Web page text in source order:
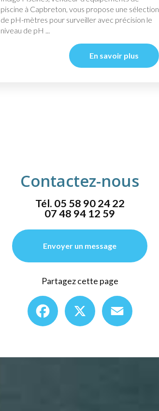
piscine à Capbreton, vous propose une sélection
de pH-mètres pour surveiller avec précision le
niveau de pH ...
En savoir plus
Contactez-nous
Tél. 05 58 90 24 22
07 48 94 12 59
Envoyer un message
Partagez cette page
Facebook